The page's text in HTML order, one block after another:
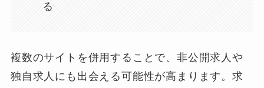
る
複数のサイトを併用することで、非公開求人や
独自求人にも出会える可能性が高まります。求